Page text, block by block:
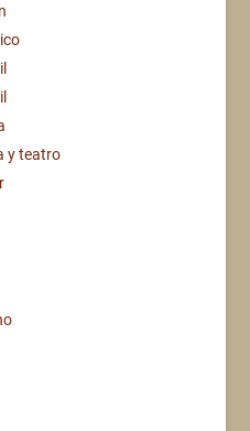
y teatro